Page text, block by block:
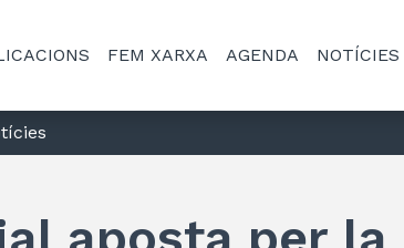
FEM XARXA AGENDA NOTÍCIES